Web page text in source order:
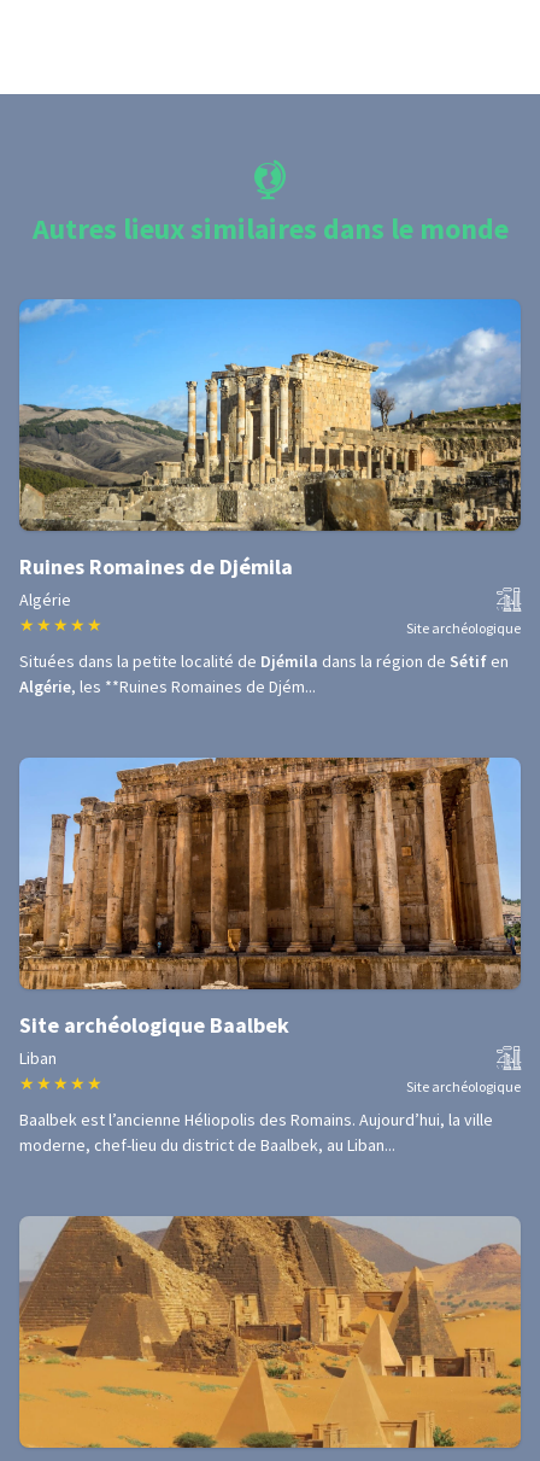
Autres lieux similaires dans le monde
Ruines Romaines de Djémila
Algérie
★ ★ ★ ★ ★ Site archéologique
Situées dans la petite localité de Djémila dans la région de Sétif en
Algérie, les **Ruines Romaines de Djém...
Site archéologique Baalbek
Liban
★ ★ ★ ★ ★ Site archéologique
Baalbek est l’ancienne Héliopolis des Romains. Aujourd’hui, la ville
moderne, chef-lieu du district de Baalbek, au Liban...